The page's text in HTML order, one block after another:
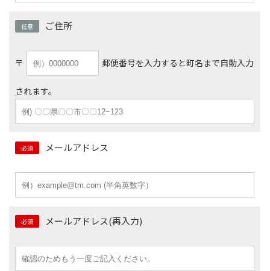
任意 ご住所
〒 郵便番号を入力すると町名まで自動入力
されます。
必須 メールアドレス
必須 メールアドレス(再入力)